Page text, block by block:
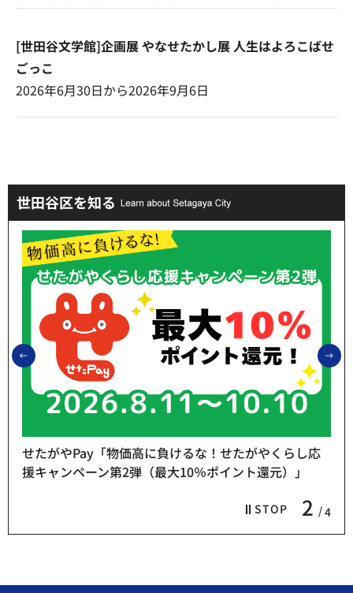
[世田谷文学館]企画展 やなせたかし展 人生はよろこばせ
ごっこ
2026年6月30日から2026年9月6日
世田谷区を知る
前のスライドを表示
STOP 2 4
せたがやPay「物価高に負けるな！せたがやくらし応
援キャンペーン第2弾（最大10％ポイント還元）」